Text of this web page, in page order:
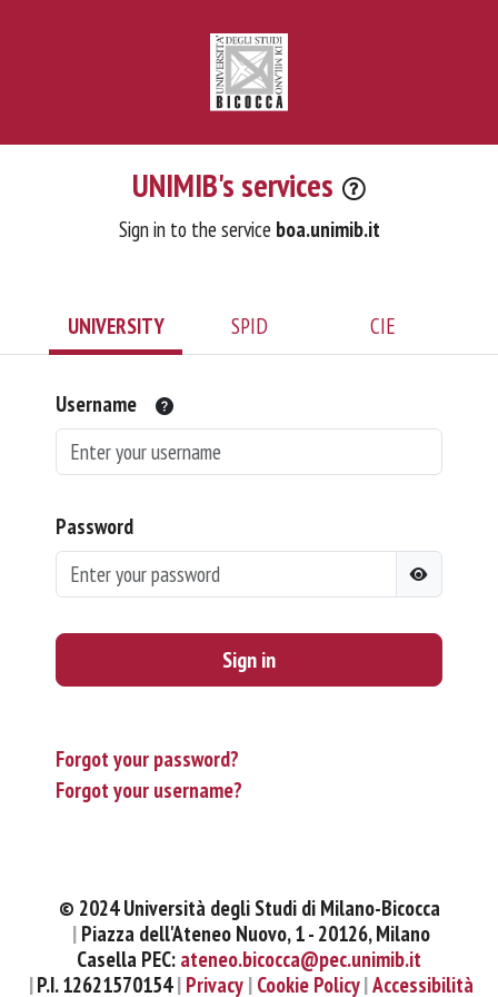
UNIMIB's services
Sign in to the service boa.unimib.it
UNIVERSITY SPID CIE
Username
Password
Sign in
Forgot your password?
Forgot your username?
© 2024 Università degli Studi di Milano-Bicocca
Piazza dell'Ateneo Nuovo, 1 - 20126, Milano
Casella PEC: ateneo.bicocca@pec.unimib.it
P.I. 12621570154 Privacy Cookie Policy Accessibilità